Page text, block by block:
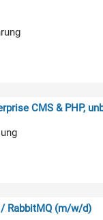
CMS & PHP,
RabbitMQ (m/w/d)